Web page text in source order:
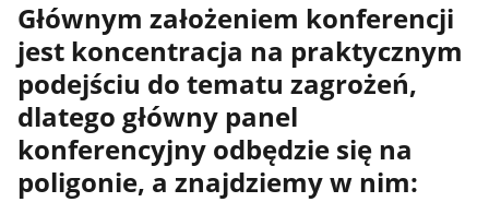
Głównym założeniem konferencji
jest koncentracja na praktycznym
podejściu do tematu zagrożeń,
dlatego główny panel
konferencyjny odbędzie się na
poligonie, a znajdziemy w nim: